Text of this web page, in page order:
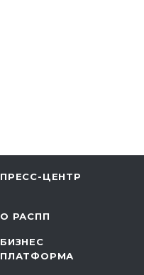
ПРЕСС-ЦЕНТР
О РАСПП
БИЗНЕС
ПЛАТФОРМА